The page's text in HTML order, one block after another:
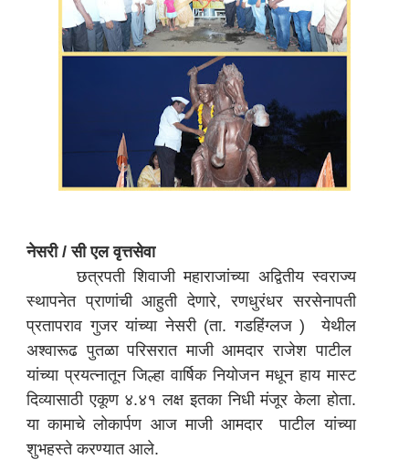
नेसरी / सी एल वृत्तसेवा
छत्रपती शिवाजी महाराजांच्या अद्वितीय स्वराज्य
स्थापनेत प्राणांची आहुती देणारे, रणधुरंधर सरसेनापती
प्रतापराव गुजर यांच्या नेसरी (ता. गडहिंग्लज ) येथील
अश्वारूढ पुतळा परिसरात माजी आमदार राजेश पाटील
यांच्या प्रयत्नातून जिल्हा वार्षिक नियोजन मधून हाय मास्ट
दिव्यासाठी एकूण ४.४१ लक्ष इतका निधी मंजूर केला होता.
या कामाचे लोकार्पण आज माजी आमदार पाटील यांच्या
शुभहस्ते करण्यात आले.